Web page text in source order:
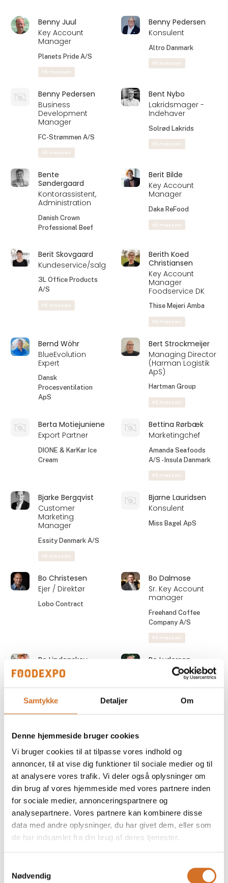
Samtykke Detaljer Om
Denne hjemmeside bruger cookies
Vi bruger cookies til at tilpasse vores indhold og
annoncer, til at vise dig funktioner til sociale medier og til
at analysere vores trafik. Vi deler også oplysninger om
din brug af vores hjemmeside med vores partnere inden
for sociale medier, annonceringspartnere og
analysepartnere. Vores partnere kan kombinere disse
data med andre oplysninger, du har givet dem, eller som
de har indsamlet fra din brug af deres tjenester.
Nødvendig
Benny Juul
Key Account
Manager
Planets Pride A/S
På messen
Benny Pedersen
Konsulent
Altro Danmark
På messen
Benny Pedersen
Business
Development
Manager
FC-Strømmen A/S
På messen
Bent Nybo
Lakridsmager -
Indehaver
Solrød Lakrids
På messen
Bente
Søndergaard
Kontorassistent,
Administration
Danish Crown
Professional Beef
Berit Bilde
Key Account
Manager
Daka ReFood
På messen
Berit Skovgaard
Kundeservice/salg
3L Office Products
A/S
På messen
Berith Koed
Christiansen
Key Account
Manager
Foodservice DK
Thise Mejeri Amba
På messen
Bernd Wöhr
BlueEvolution
Expert
Dansk
Procesventilation
ApS
Bert Strockmeijer
Managing Director
(Harman Logistik
ApS)
Hartman Group
På messen
Berta Motiejuniene
Export Partner
DIONE & KarKar Ice
Cream
Bettina Rørbæk
Marketingchef
Amanda Seafoods
A/S - Insula Danmark
På messen
Bjarke Bergqvist
Customer
Marketing
Manager
Essity Denmark A/S
På messen
Bjarne Lauridsen
Konsulent
Miss Bagel ApS
Bo Christesen
Ejer / Direktør
Lobo Contract
Bo Dalmose
Sr. Key Account
manager
Freehand Coffee
Company A/S
På messen
Bo Lindenskov
Key Account
Manager
Bo Lydersen
Salgsdirektør
Bo Nielsen
Bo Steen
Rasmussen
Business
Development
Manager
Mette Munk Bake Off
Bob Larsen
Markedsføring,
produktudvikling
og kvalitet
Krydr Aps
Brian Frederiksen
Brian Jeppesen